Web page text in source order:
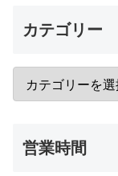
カテゴリー
営業時間